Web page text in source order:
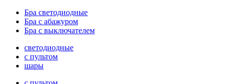
Бра светодиодные
Бра с абажуром
Бра с выключателем
светодиодные
с пультом
шары